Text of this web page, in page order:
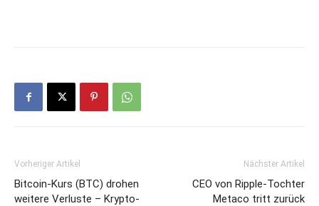
Vorheriger Artikel
Bitcoin-Kurs (BTC) drohen
weitere Verluste – Krypto-
Nächster Artikel
CEO von Ripple-Tochter
Metaco tritt zurück